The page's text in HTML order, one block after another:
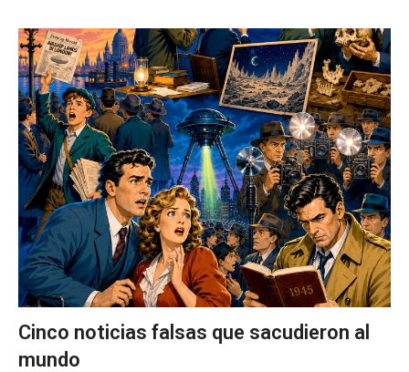
Cinco noticias falsas que sacudieron al
mundo